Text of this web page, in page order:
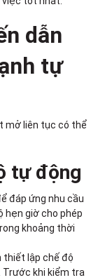
dẫn
tự
mở liên tục có thể
tự động
đáp ứng nhu cầu
hẹn giờ cho phép
khoảng thời
thiết lập chế độ
Trước khi kiểm tra